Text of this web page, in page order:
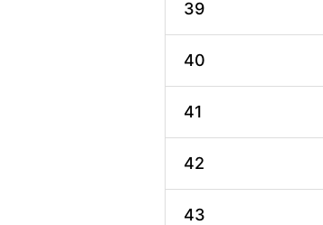
39
40
41
42
43